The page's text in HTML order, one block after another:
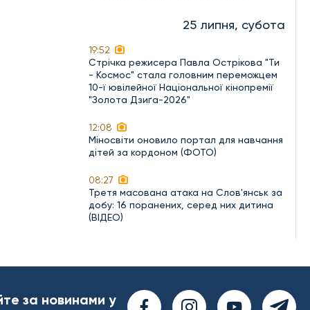
25 липня, субота
19:52
Стрічка режисера Павла Острікова "Ти
- Космос" стала головним переможцем
10-ї ювілейної Національної кінопремії
"Золота Дзиґа-2026"
12:08
Міносвіти оновило портал для навчання
дітей за кордоном (ФОТО)
08:27
Третя масована атака на Слов'янськ за
добу: 16 поранених, серед них дитина
(ВІДЕО)
за новинами у